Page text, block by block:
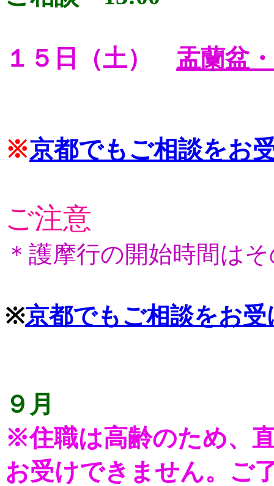
１５日（土） 盂蘭盆
※京都でもご相談をお
ご注意
＊護摩行の開始時間は
※京都でもご相談をお
９月
※住職は高齢のため、
お受けできません。ご